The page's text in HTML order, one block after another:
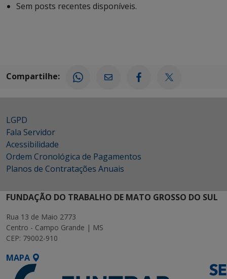
Sem posts recentes disponíveis.
Compartilhe:
LGPD
Fala Servidor
Acessibilidade
Ordem Cronológica de Pagamentos
Planos de Contratações Anuais
FUNDAÇÃO DO TRABALHO DE MATO GROSSO DO SUL
Rua 13 de Maio 2773
Centro - Campo Grande | MS
CEP: 79002-910
MAPA